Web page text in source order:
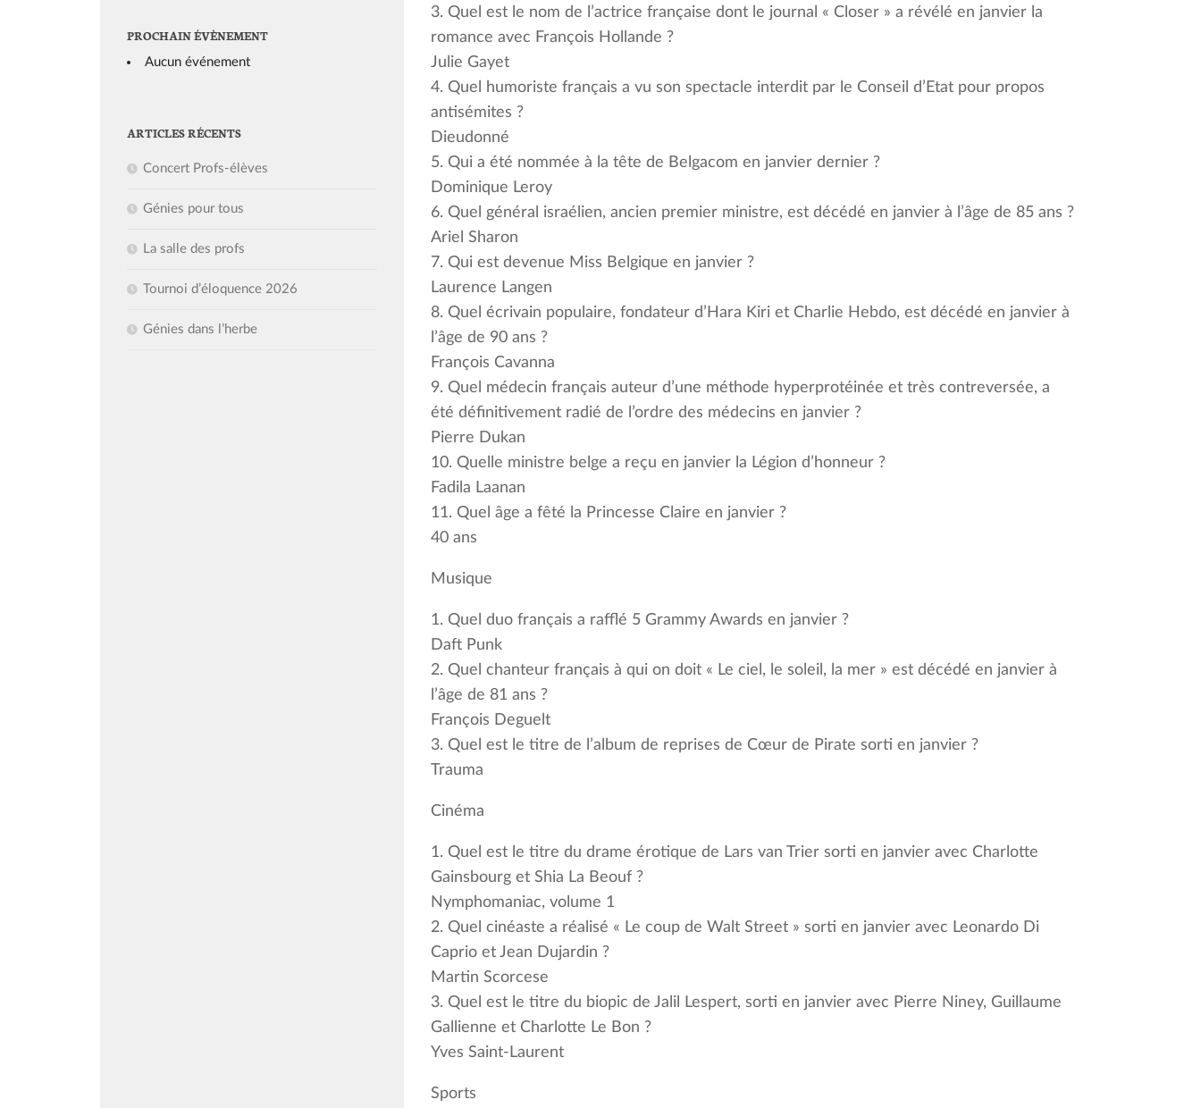
3. Quel est le nom de l’actrice française dont le journal « Closer » a révélé en janvier la
romance avec François Hollande ?
Julie Gayet
4. Quel humoriste français a vu son spectacle interdit par le Conseil d’Etat pour propos
antisémites ?
Dieudonné
5. Qui a été nommée à la tête de Belgacom en janvier dernier ?
Dominique Leroy
6. Quel général israélien, ancien premier ministre, est décédé en janvier à l’âge de 85 ans ?
Ariel Sharon
7. Qui est devenue Miss Belgique en janvier ?
Laurence Langen
8. Quel écrivain populaire, fondateur d’Hara Kiri et Charlie Hebdo, est décédé en janvier à
l’âge de 90 ans ?
François Cavanna
9. Quel médecin français auteur d’une méthode hyperprotéinée et très contreversée, a
été définitivement radié de l’ordre des médecins en janvier ?
Pierre Dukan
10. Quelle ministre belge a reçu en janvier la Légion d’honneur ?
Fadila Laanan
11. Quel âge a fêté la Princesse Claire en janvier ?
40 ans
Musique
1. Quel duo français a rafflé 5 Grammy Awards en janvier ?
Daft Punk
2. Quel chanteur français à qui on doit « Le ciel, le soleil, la mer » est décédé en janvier à
l’âge de 81 ans ?
François Deguelt
3. Quel est le titre de l’album de reprises de Cœur de Pirate sorti en janvier ?
Trauma
Cinéma
1. Quel est le titre du drame érotique de Lars van Trier sorti en janvier avec Charlotte
Gainsbourg et Shia La Beouf ?
Nymphomaniac, volume 1
2. Quel cinéaste a réalisé « Le coup de Walt Street » sorti en janvier avec Leonardo Di
Caprio et Jean Dujardin ?
Martin Scorcese
3. Quel est le titre du biopic de Jalil Lespert, sorti en janvier avec Pierre Niney, Guillaume
Gallienne et Charlotte Le Bon ?
Yves Saint-Laurent
Sports
PROCHAIN ÉVÈNEMENT
Aucun événement
ARTICLES RÉCENTS
Concert Profs-élèves
Génies pour tous
La salle des profs
Tournoi d’éloquence 2026
Génies dans l’herbe